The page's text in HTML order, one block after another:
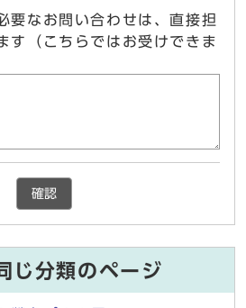
要なお問い合わせは、直接担
す（こちらではお受けできま
確認
じ分類のページ